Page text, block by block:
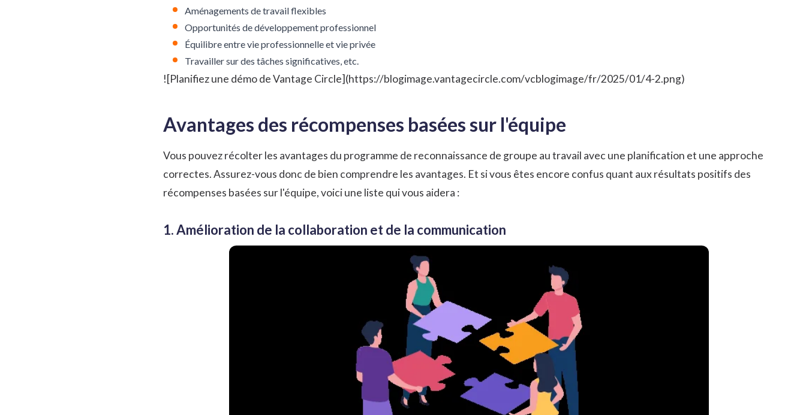
Aménagements de travail flexibles
Opportunités de développement professionnel
Équilibre entre vie professionnelle et vie privée
Travailler sur des tâches significatives, etc.
![Planifiez une démo de Vantage Circle](https://blogimage.vantagecircle.com/vcblogimage/fr/2025/01/4-2.png)
Avantages des récompenses basées sur l'équipe
Vous pouvez récolter les avantages du programme de reconnaissance de groupe au travail avec une planification et une approche
correctes. Assurez-vous donc de bien comprendre les avantages. Et si vous êtes encore confus quant aux résultats positifs des
récompenses basées sur l'équipe, voici une liste qui vous aidera :
1. Amélioration de la collaboration et de la communication